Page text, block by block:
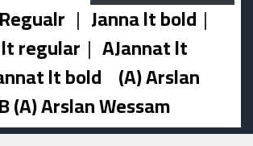
| Janna lt bold |
regular | AJannat lt
lt bold (A) Arslan
(A) Arslan Wessam